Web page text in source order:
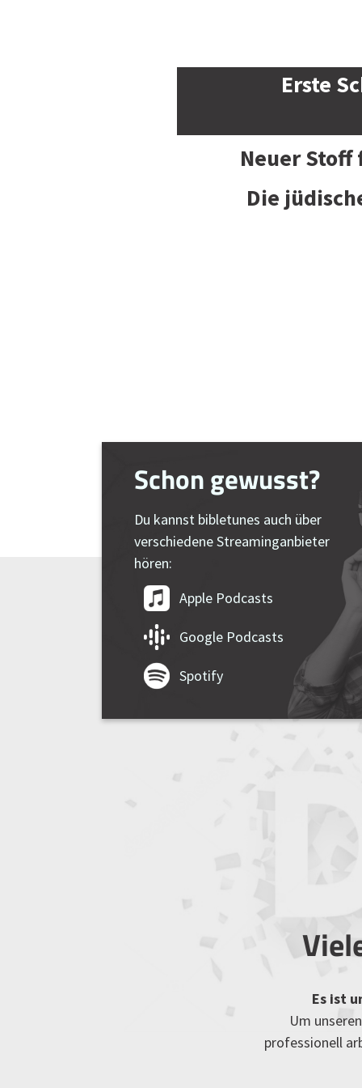
Erste
Neuer
Die
Schon gewusst?
Du kannst bibletunes auch über
verschiedene Streaminganbieter
hören:
Apple Podcasts
Google Podcasts
Spotify
Es ist
Um
professionell